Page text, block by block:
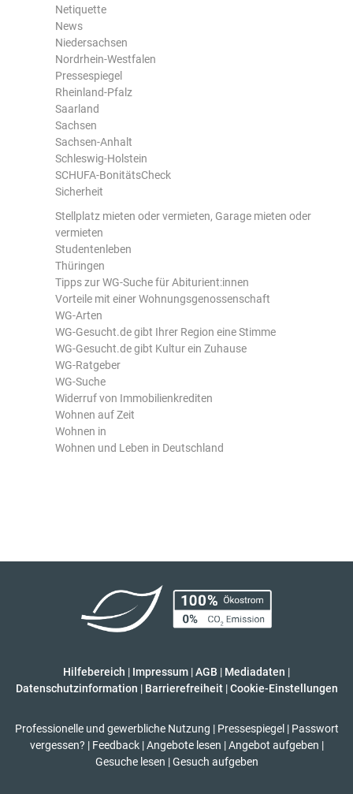
Netiquette
News
Niedersachsen
Nordrhein-Westfalen
Pressespiegel
Rheinland-Pfalz
Saarland
Sachsen
Sachsen-Anhalt
Schleswig-Holstein
SCHUFA-BonitätsCheck
Sicherheit
Stellplatz mieten oder vermieten, Garage mieten oder
vermieten
Studentenleben
Thüringen
Tipps zur WG-Suche für Abiturient:innen
Vorteile mit einer Wohnungsgenossenschaft
WG-Arten
WG-Gesucht.de gibt Ihrer Region eine Stimme
WG-Gesucht.de gibt Kultur ein Zuhause
WG-Ratgeber
WG-Suche
Widerruf von Immobilienkrediten
Wohnen auf Zeit
Wohnen in
Wohnen und Leben in Deutschland
Hilfebereich | Impressum |AGB | Mediadaten |
Datenschutzinformation | Barrierefreiheit | Cookie-Einstellungen
Professionelle und gewerbliche Nutzung | Pressespiegel | Passwort
vergessen? | Feedback | Angebote lesen | Angebot aufgeben |
Gesuche lesen | Gesuch aufgeben